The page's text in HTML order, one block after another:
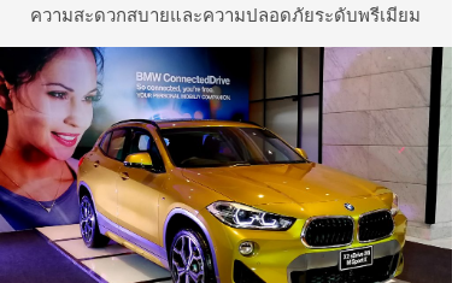
ความสะดวกสบายและความปลอดภัยระดับพรีเมียม